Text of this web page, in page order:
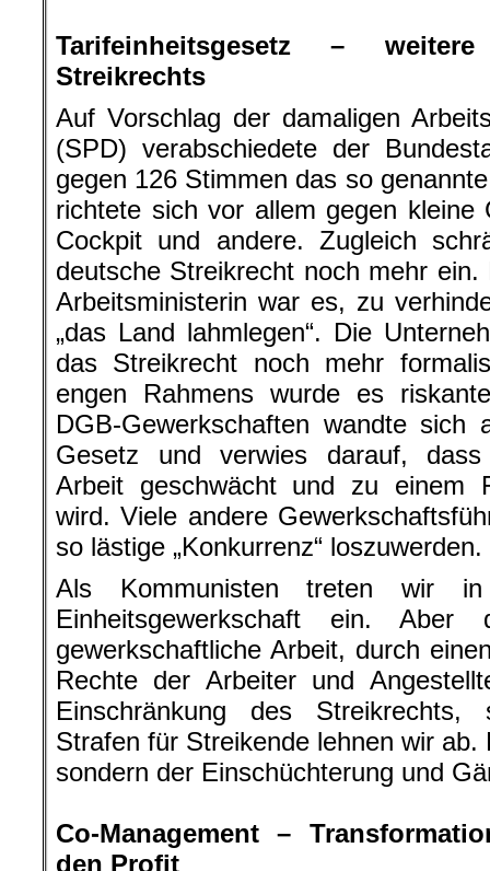
Tarifeinheitsgesetz –
Streikrechts
Auf Vorschlag der damaligen
(SPD) verabschiedete der
gegen 126 Stimmen das so
richtete sich vor allem gegen kleine
Cockpit und andere. Zugleich
deutsche Streikrecht noch mehr
Arbeitsministerin war es, zu
„das Land lahmlegen“. Die
das Streikrecht noch mehr
engen Rahmens wurde es
DGB-Gewerkschaften wandte sich
Gesetz und verwies darauf, dass
Arbeit geschwächt und zu einem
wird. Viele andere
so lästige „Konkurrenz“ loszuwerden.
Als Kommunisten treten wir
Einheitsgewerkschaft ein.
gewerkschaftliche Arbeit, durch
Rechte der Arbeiter und
Einschränkung des Streikrechts,
Strafen für Streikende lehnen wir
sondern der Einschüchterung und
Co-Management –
den Profit